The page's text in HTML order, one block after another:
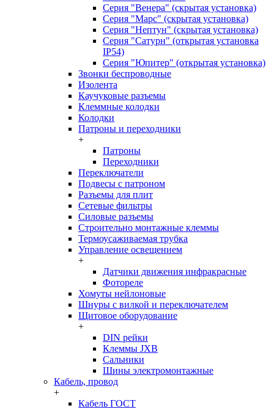
Серия "Венера" (скрытая установка)
Серия "Марс" (скрытая установка)
Серия "Нептун" (скрытая установка)
Серия "Сатурн" (открытая установка
IP54)
Серия "Юпитер" (открытая установка)
Звонки беспроводные
Изолента
Каучуковые разъемы
Клеммные колодки
Колодки
Патроны и переходники
+
Патроны
Переходники
Переключатели
Подвесы с патроном
Разъемы для плит
Сетевые фильтры
Силовые разъемы
Строительно монтажные клеммы
Термоусаживаемая трубка
Управление освещением
+
Датчики движения инфракрасные
Фотореле
Хомуты нейлоновые
Шнуры с вилкой и переключателем
Щитовое оборудование
+
DIN рейки
Клеммы JXB
Сальники
Шины электромонтажные
Кабель, провод
+
Кабель ГОСТ